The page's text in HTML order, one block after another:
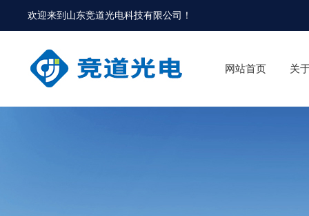
欢迎来到 山东竞道光电科技有限公司 ！
网站首页 关